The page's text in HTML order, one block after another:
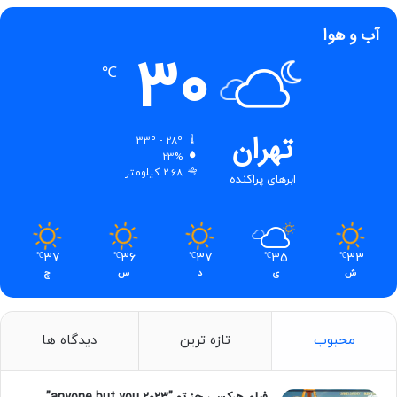
آب و هوا
تهران
ابرهای پراکنده
30
℃
23%
2.68 کیلومتر
33
℃
ش
35
℃
ی
37
℃
د
36
℃
س
37
℃
چ
محبوب تازه ترین دیدگاه ها